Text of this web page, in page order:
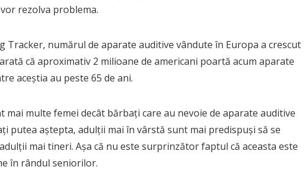
rezolva problema.
numărul de aparate auditive vândute în Europa a crescut
că aproximativ 2 milioane de americani poartă acum aparate
aceștia au peste 65 de ani.
mai multe femei decât bărbați care au nevoie de aparate auditive
putea aștepta, adulții mai în vârstă sunt mai predispuși să se
mai tineri. Așa că nu este surprinzător faptul că aceasta este
în rândul seniorilor.